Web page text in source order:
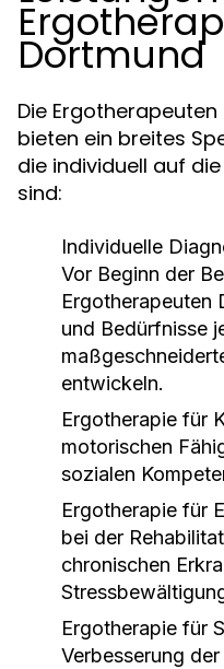
Dortmund
Die
bieten ein breites
die individuell auf
sind:
Individuelle
Vor Beginn der
Ergotherapeuten
und Bedürfnisse
entwickeln.
Ergotherapie für
motorischen
sozialen
Ergotherapie für
bei der
chronischen
Ergotherapie für
Verbesserung